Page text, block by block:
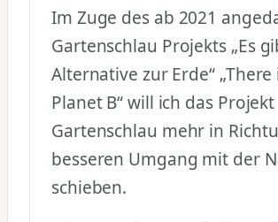
Im Zuge des ab 2021
Gartenschlau Projekts „Es
Alternative zur Erde“
Planet B“ will ich das Projekt
Gartenschlau mehr in
besseren Umgang mit der
schieben.